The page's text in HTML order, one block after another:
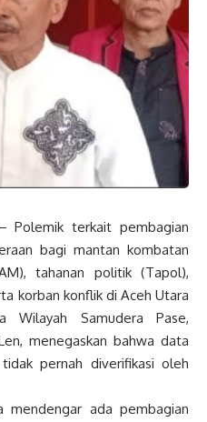
Polemik terkait pembagian
bagi mantan kombatan
tahanan politik (Tapol),
korban konflik di Aceh Utara
Wilayah Samudera Pase,
menegaskan bahwa data
pernah diverifikasi oleh
mendengar ada pembagian